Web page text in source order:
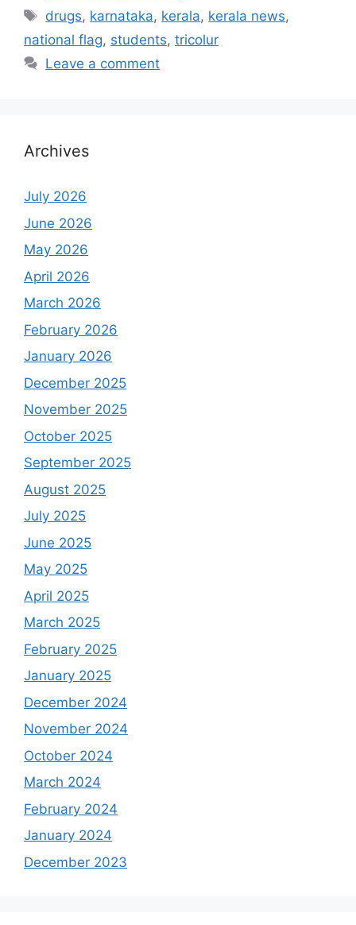
Tags
drugs, karnataka, kerala, kerala news,
national flag, students, tricolur
Leave a comment
Archives
July 2026
June 2026
May 2026
April 2026
March 2026
February 2026
January 2026
December 2025
November 2025
October 2025
September 2025
August 2025
July 2025
June 2025
May 2025
April 2025
March 2025
February 2025
January 2025
December 2024
November 2024
October 2024
March 2024
February 2024
January 2024
December 2023